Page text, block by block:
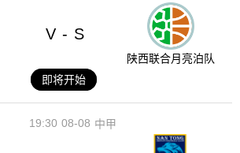
V - S
陕西联合月亮泊队
即将开始
08-08
19:30 中甲